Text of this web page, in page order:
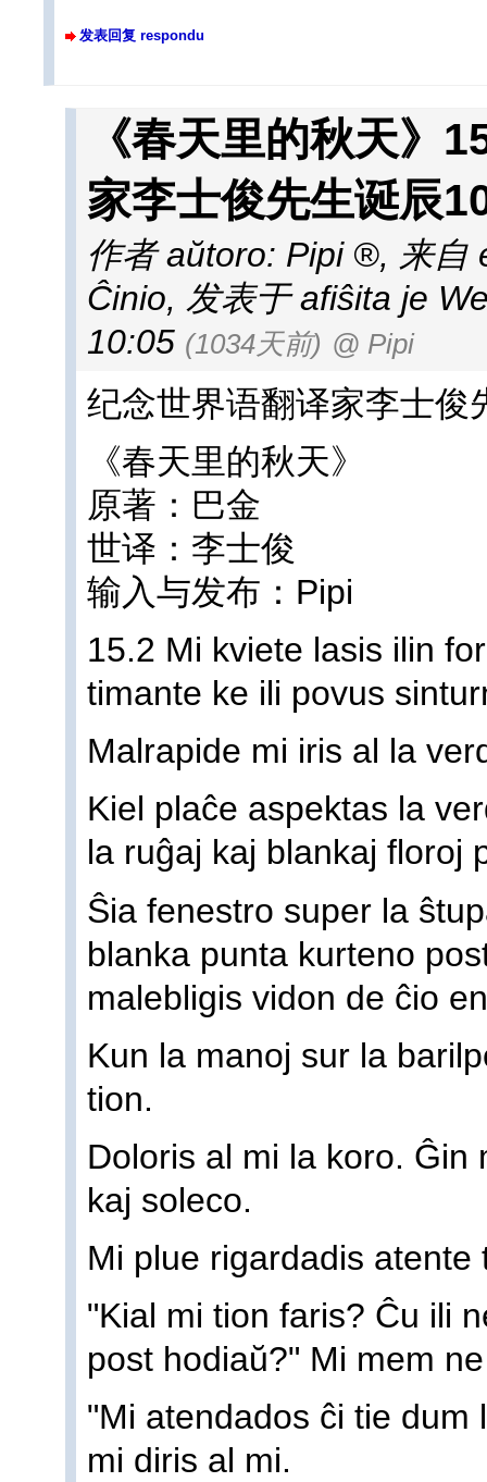
发表回复 respondu
《春天里的秋天》
家李士俊先生诞辰
作者 aŭtoro: Pipi , 来自
Ĉinio, 发表于 afiŝita je
10:05 (1034天前) @ Pipi
纪念世界语翻译家李士俊
《春天里的秋天》
原著：巴金
世译：李士俊
输入与发布：Pipi
15.2 Mi kviete lasis ilin
timante ke ili povus
Malrapide mi iris al la
Kiel plaĉe aspektas la
la ruĝaj kaj blankaj floroj
Ŝia fenestro super la
blanka punta kurteno
malebligis vidon de ĉio
Kun la manoj sur la
tion.
Doloris al mi la koro. Ĝin
kaj soleco.
Mi plue rigardadis atente
"Kial mi tion faris? Ĉu ili
post hodiaŭ?" Mi mem
"Mi atendados ĉi tie dum
mi diris al mi.